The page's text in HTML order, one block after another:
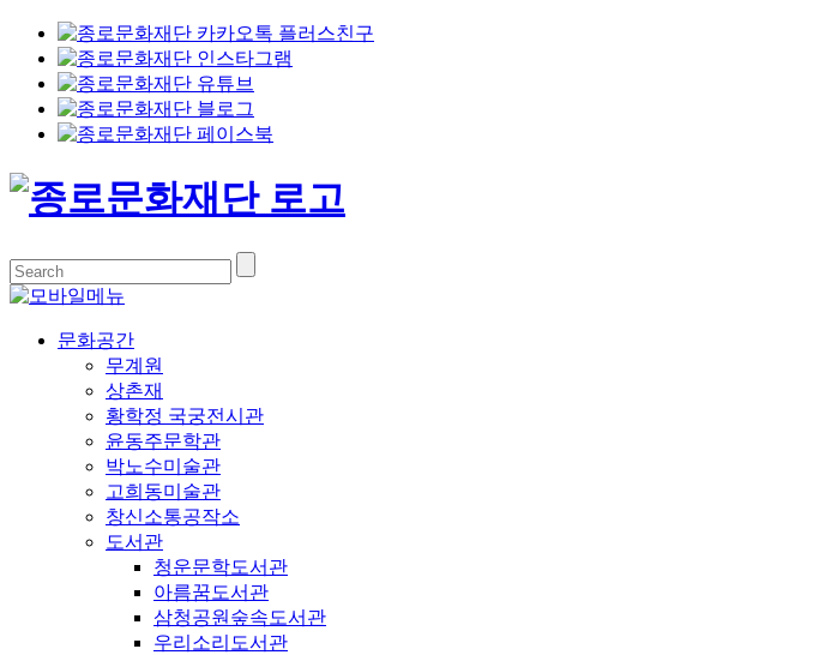
문화공간
무계원
상촌재
황학정 국궁전시관
윤동주문학관
박노수미술관
고희동미술관
창신소통공작소
도서관
청운문학도서관
아름꿈도서관
삼청공원숲속도서관
우리소리도서관